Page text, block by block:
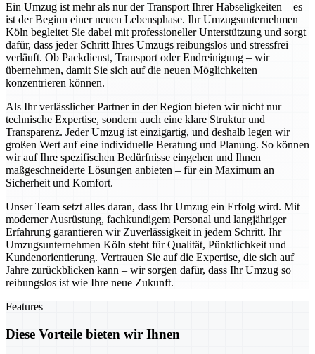
Ein Umzug ist mehr als nur der Transport Ihrer Habseligkeiten – es
ist der Beginn einer neuen Lebensphase. Ihr Umzugsunternehmen
Köln begleitet Sie dabei mit professioneller Unterstützung und sorgt
dafür, dass jeder Schritt Ihres Umzugs reibungslos und stressfrei
verläuft. Ob Packdienst, Transport oder Endreinigung – wir
übernehmen, damit Sie sich auf die neuen Möglichkeiten
konzentrieren können.
Als Ihr verlässlicher Partner in der Region bieten wir nicht nur
technische Expertise, sondern auch eine klare Struktur und
Transparenz. Jeder Umzug ist einzigartig, und deshalb legen wir
großen Wert auf eine individuelle Beratung und Planung. So können
wir auf Ihre spezifischen Bedürfnisse eingehen und Ihnen
maßgeschneiderte Lösungen anbieten – für ein Maximum an
Sicherheit und Komfort.
Unser Team setzt alles daran, dass Ihr Umzug ein Erfolg wird. Mit
moderner Ausrüstung, fachkundigem Personal und langjähriger
Erfahrung garantieren wir Zuverlässigkeit in jedem Schritt. Ihr
Umzugsunternehmen Köln steht für Qualität, Pünktlichkeit und
Kundenorientierung. Vertrauen Sie auf die Expertise, die sich auf
Jahre zurückblicken kann – wir sorgen dafür, dass Ihr Umzug so
reibungslos ist wie Ihre neue Zukunft.
Features
Diese Vorteile bieten wir Ihnen